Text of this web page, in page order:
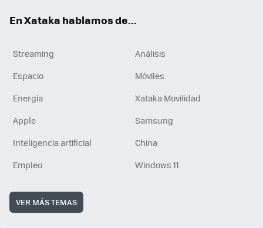
En Xataka hablamos de...
Streaming
Análisis
Espacio
Móviles
Energía
Xataka Movilidad
Apple
Samsung
Inteligencia artificial
China
Empleo
Windows 11
VER MÁS TEMAS